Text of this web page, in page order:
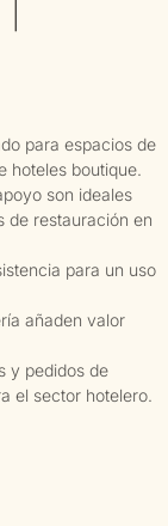
para espacios de
hoteles boutique.
son ideales
de restauración en
para un uso
añaden valor
y pedidos de
el sector hotelero.